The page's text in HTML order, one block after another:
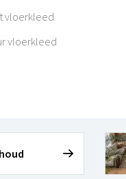
vloerkleed
vloerkleed